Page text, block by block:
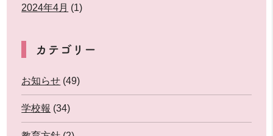
2024年4月 (1)
カテゴリー
お知らせ (49)
学校報 (34)